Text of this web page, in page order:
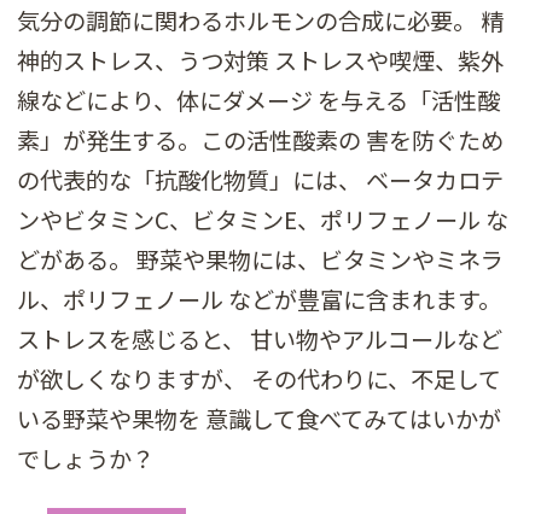
気分の調節に関わるホルモンの合成に必要。 精
神的ストレス、うつ対策 ストレスや喫煙、紫外
線などにより、体にダメージ を与える「活性酸
素」が発生する。この活性酸素の 害を防ぐため
の代表的な「抗酸化物質」には、 ベータカロテ
ンやビタミンC、ビタミンE、ポリフェノール な
どがある。 野菜や果物には、ビタミンやミネラ
ル、ポリフェノール などが豊富に含まれます。
ストレスを感じると、 甘い物やアルコールなど
が欲しくなりますが、 その代わりに、不足して
いる野菜や果物を 意識して食べてみてはいかが
でしょうか？